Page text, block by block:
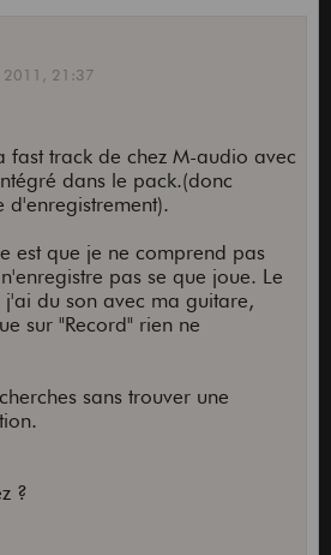
2011, 21:37
fast track de chez M-audio avec
dans le pack.(donc
d'enregistrement).
est que je ne comprend pas
pas se que joue. Le
j'ai du son avec ma guitare,
sur "Record" rien ne
sans trouver une
?